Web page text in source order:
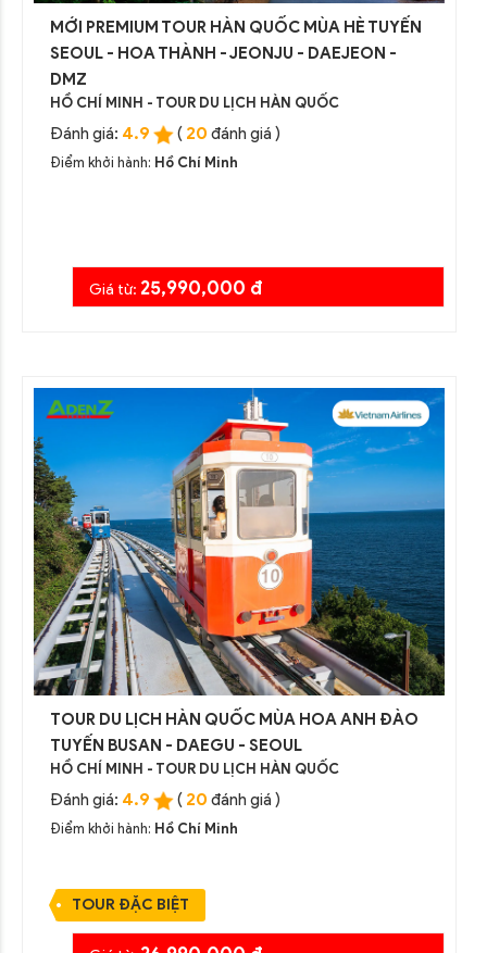
MỚI PREMIUM TOUR HÀN QUỐC MÙA HÈ TUYẾN
SEOUL - HOA THÀNH - JEONJU - DAEJEON -
DMZ
HỒ CHÍ MINH - TOUR DU LỊCH HÀN QUỐC
Đánh giá: 4.9 ( 20 đánh giá )
Điểm khởi hành: Hồ Chí Minh
Giá từ: 25,990,000 đ
TOUR DU LỊCH HÀN QUỐC MÙA HOA ANH ĐÀO
TUYẾN BUSAN - DAEGU - SEOUL
HỒ CHÍ MINH - TOUR DU LỊCH HÀN QUỐC
Đánh giá: 4.9 ( 20 đánh giá )
Điểm khởi hành: Hồ Chí Minh
TOUR ĐẶC BIỆT